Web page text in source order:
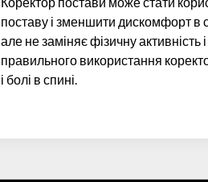
поставу і зменшити дискомфорт в
але не заміняє фізичну
правильного використання
і болі в спині.